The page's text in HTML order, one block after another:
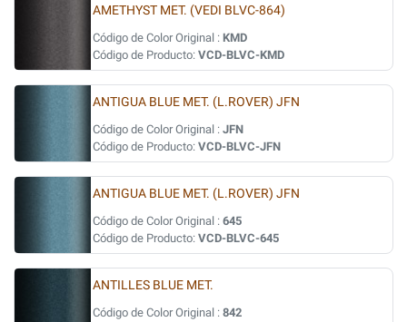
AMETHYST MET. (VEDI BLVC-864)
Código de Color Original : KMD
Código de Producto: VCD-BLVC-KMD
ANTIGUA BLUE MET. (L.ROVER) JFN
Código de Color Original : JFN
Código de Producto: VCD-BLVC-JFN
ANTIGUA BLUE MET. (L.ROVER) JFN
Código de Color Original : 645
Código de Producto: VCD-BLVC-645
ANTILLES BLUE MET.
Código de Color Original : 842